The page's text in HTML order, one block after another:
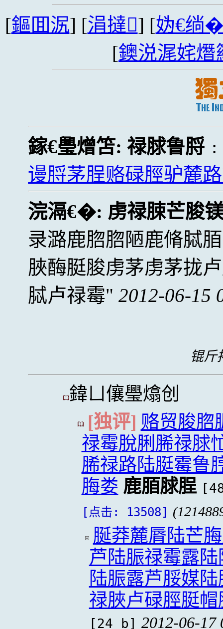
[鏂囬泦] [涓撻] [妫€绱
[鐭涚浘姹熸
鎵€璺熷笘: 禄脙鲁脟
谩脟茅脭赂碌脛驴麓
浣滆€�: 虏禄脨芒脧
录潞鹿脗脗陋鹿脩脦
脥酶脡脧虏茅虏茅拢
脦卢禄霉
2012-06-15
锟斤
鍏ㄩ儴璺熻创
[独评] 赂贸脧脗
禄霉脫脷脪禄脙
脪禄路陆脡霉鲁
脢娄 鹿脜脙脭
[点击: 13508]
脠莽麓脣陆芒
芦陆脤禄霉露
陆脤露芦脮媒
禄脥卢碌脛脡帽
[24 b] 2012-06-17